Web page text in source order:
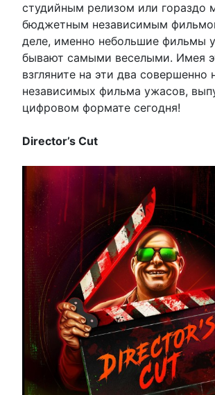
студийным релизом или гораздо
бюджетным независимым
деле, именно небольшие фильмы
бывают самыми веселыми. Имея
взгляните на эти два совершенно
независимых фильма ужасов,
цифровом формате сегодня!
Director’s Cut